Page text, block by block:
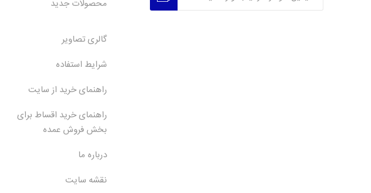
محصولات جدید
گالری تصاویر
شرایط استفاده
راهنمای خرید از سایت
راهنمای خرید اقساط برای
بخش فروش عمده
درباره ما
نقشه سایت